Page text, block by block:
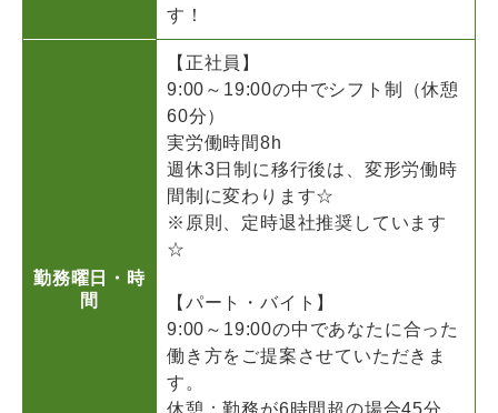
す！
勤務曜日・時
間
【正社員】
9:00～19:00の中でシフト制（休憩
60分）
実労働時間8h
週休3日制に移行後は、変形労働時
間制に変わります☆
※原則、定時退社推奨しています
☆
【パート・バイト】
9:00～19:00の中であなたに合った
働き方をご提案させていただきま
す。